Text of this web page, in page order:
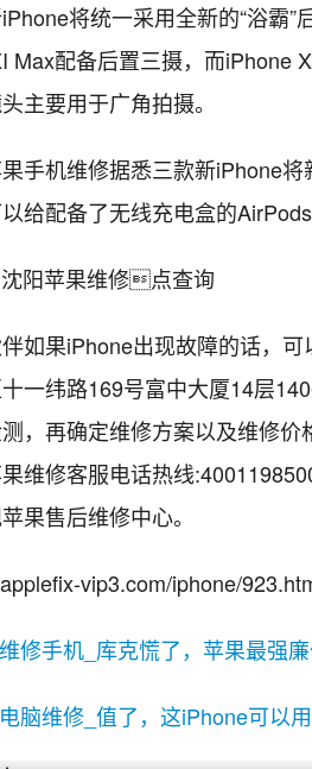
将统一采用全新的“浴霸”
Max配备后置三摄，而iPhone
主要用于广角拍摄。
机维修据悉三款新iPhone将
给配备了无线充电盒的AirPods
果iPhone出现故障的话，可
一纬路169号富中大厦14层
，再确定维修方案以及维修
维修客服电话热线
果售后维修中心。
vip3.com/iphone/
修手机_库克慌了，苹果最强
脑维修_值了，这iPhone可以